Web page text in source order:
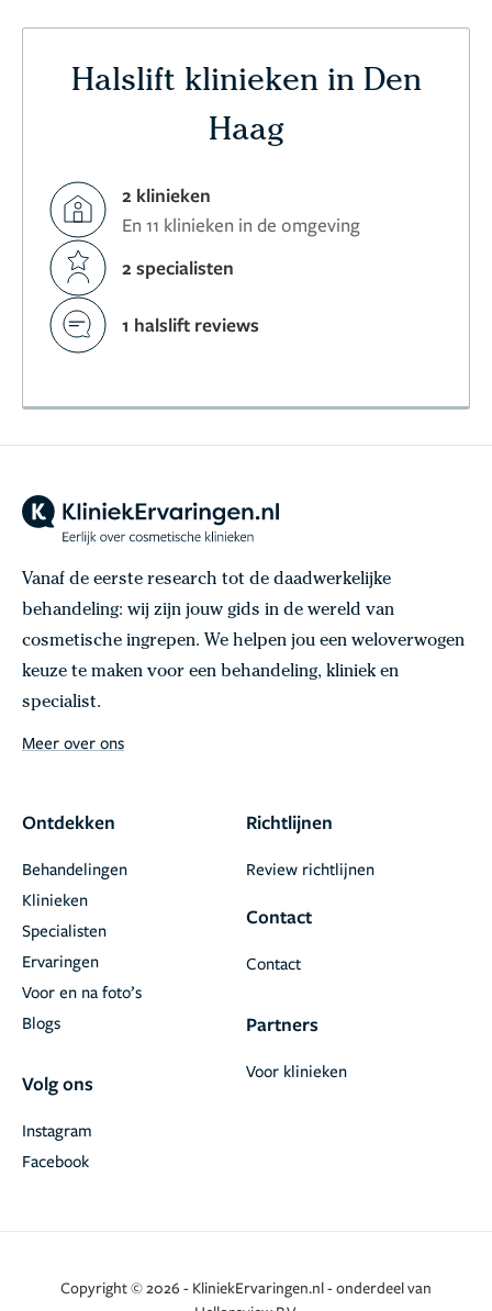
Halslift klinieken in Den
Haag
2 klinieken
En 11 klinieken in de omgeving
2 specialisten
1 halslift reviews
Vanaf de eerste research tot de daadwerkelijke
behandeling: wij zijn jouw gids in de wereld van
cosmetische ingrepen. We helpen jou een weloverwogen
keuze te maken voor een behandeling, kliniek en
specialist.
Meer over ons
Ontdekken
Behandelingen
Klinieken
Specialisten
Ervaringen
Voor en na foto’s
Blogs
Volg ons
Facebook
Instagram
Richtlijnen
Review richtlijnen
Contact
Contact
Partners
Voor klinieken
Copyright © 2026 - KliniekErvaringen.nl - onderdeel van